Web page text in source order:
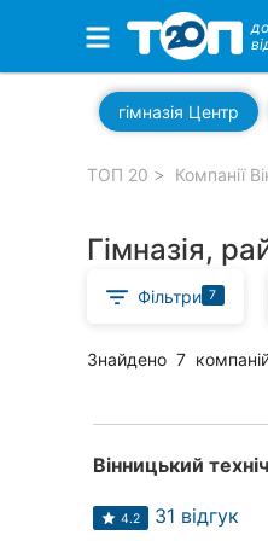
Обрані компанії
Стоматології
Ветеринарні клініки
Приватні клініки
Ресторани
Всі рубрики
гімназія Центр
ТОП 20 Компанії
Гімназія,
Фільтри 7
Знайдено 7
Вінницький
4.2 31 відгук